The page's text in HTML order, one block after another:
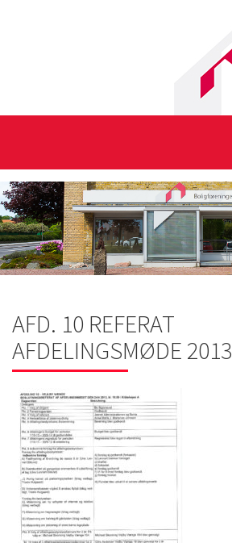
AFD. 10 REFERAT
AFDELINGSMØDE 2013